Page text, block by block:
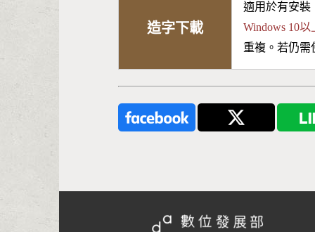
造字下載
適用於有安裝
Windows 10
重複。若仍需